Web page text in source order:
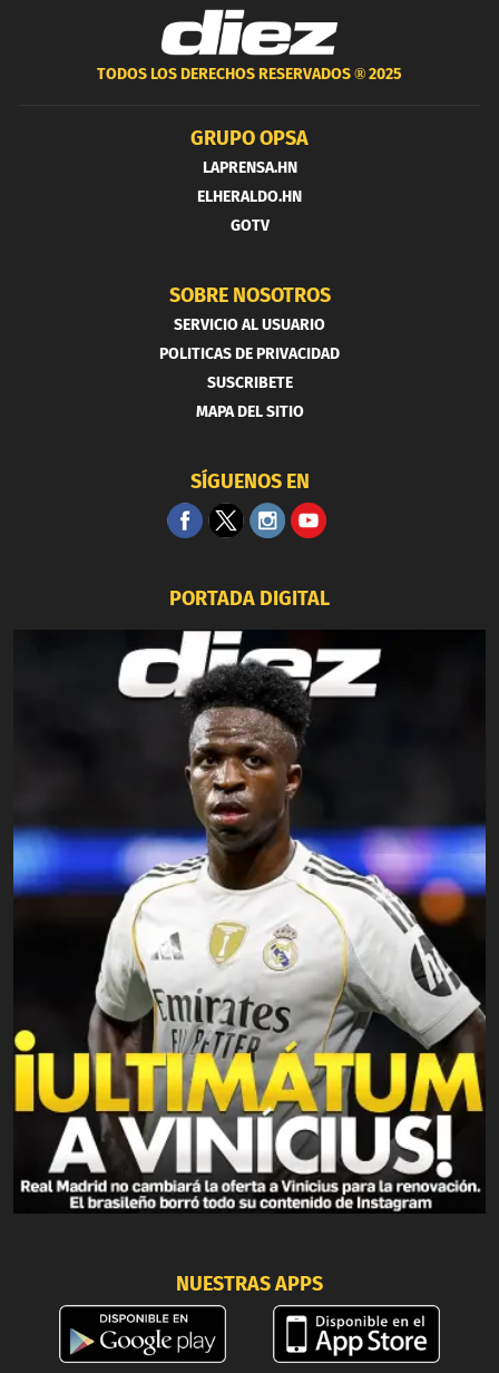
TODOS LOS DERECHOS RESERVADOS ®2025
GRUPO OPSA
LAPRENSA.HN
ELHERALDO.HN
GOTV
SOBRE NOSOTROS
SERVICIO AL USUARIO
POLITICAS DE PRIVACIDAD
SUSCRIBETE
MAPA DEL SITIO
SÍGUENOS EN
PORTADA DIGITAL
NUESTRAS APPS